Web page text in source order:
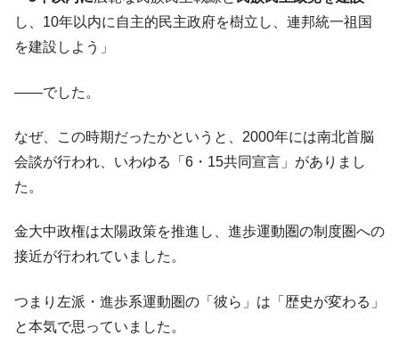
ャンペーン」⇒ あの名物教授も登場！
『Money1』
『Money1』
米国下院「韓国の公務員個人をターゲット
にぶん殴る法案」提出！⇒ クーパン問題は合衆国企業に対
する差別。許してはおかぬ
他人事のような発言。
Fact1
日本の誇る海洋資源調査船『白嶺』は先進技術の
Fact1
府県とは？
し、10年以内に自主的民主政府を樹立し、連邦統一祖国
を建設しよう」
――でした。
なぜ、この時期だったかというと、2000年には南北首脳
会談が行われ、いわゆる「6・15共同宣言」がありまし
た。
金大中政権は太陽政策を推進し、進歩運動圏の制度圏への
接近が行われていました。
つまり左派・進歩系運動圏の「彼ら」は「歴史が変わる」
と本気で思っていました。